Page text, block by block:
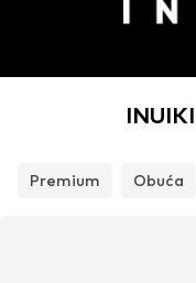
Premium Obuća